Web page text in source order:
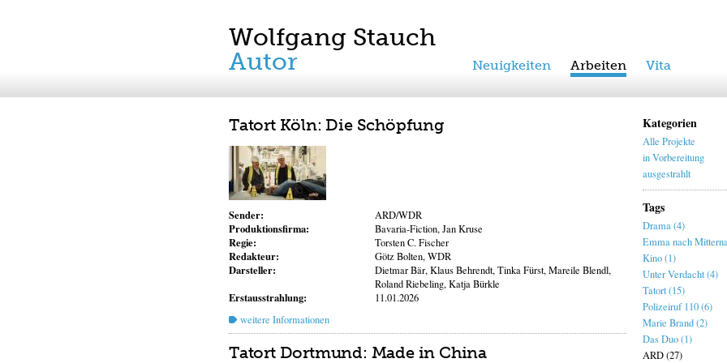
Wolfgang Stauch
Autor
Neuigkeiten Arbeiten Vita
Tatort Köln: Die Schöpfung
Sender: ARD/WDR
Produktionsfirma: Bavaria-Fiction, Jan Kruse
Regie: Torsten C. Fischer
Redakteur: Götz Bolten, WDR
Darsteller:
Dietmar Bär, Klaus Behrendt, Tinka Fürst, Mareile Blendl,
Roland Riebeling, Katja Bürkle
Erstausstrahlung:
11.01.2026
weitere Informationen
Tatort Dortmund: Made in China
Kategorien
Alle Projekte
in Vorbereitung
ausgestrahlt
Tags
Drama (4)
Emma nach
Kino (1)
Unter Verdacht (4)
Tatort (15)
Polizeiruf 110 (6)
Marie Brand (2)
Das Duo (1)
ARD (27)